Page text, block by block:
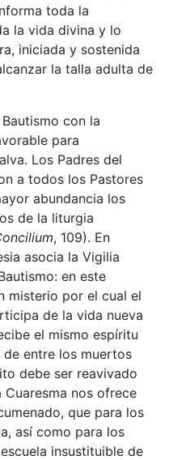
toda la
la vida divina y lo
iniciada y sostenida
la talla adulta de
con la
para
Los Padres del
a todos los Pastores
abundancia los
de la liturgia
, 109). En
asocia la Vigilia
en este
misterio por el cual el
de la vida nueva
el mismo espíritu
entre los muertos
debe ser reavivado
nos ofrece
que para los
así como para los
insustituible de